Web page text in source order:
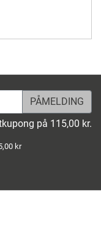
på 115,00 kr.
kr